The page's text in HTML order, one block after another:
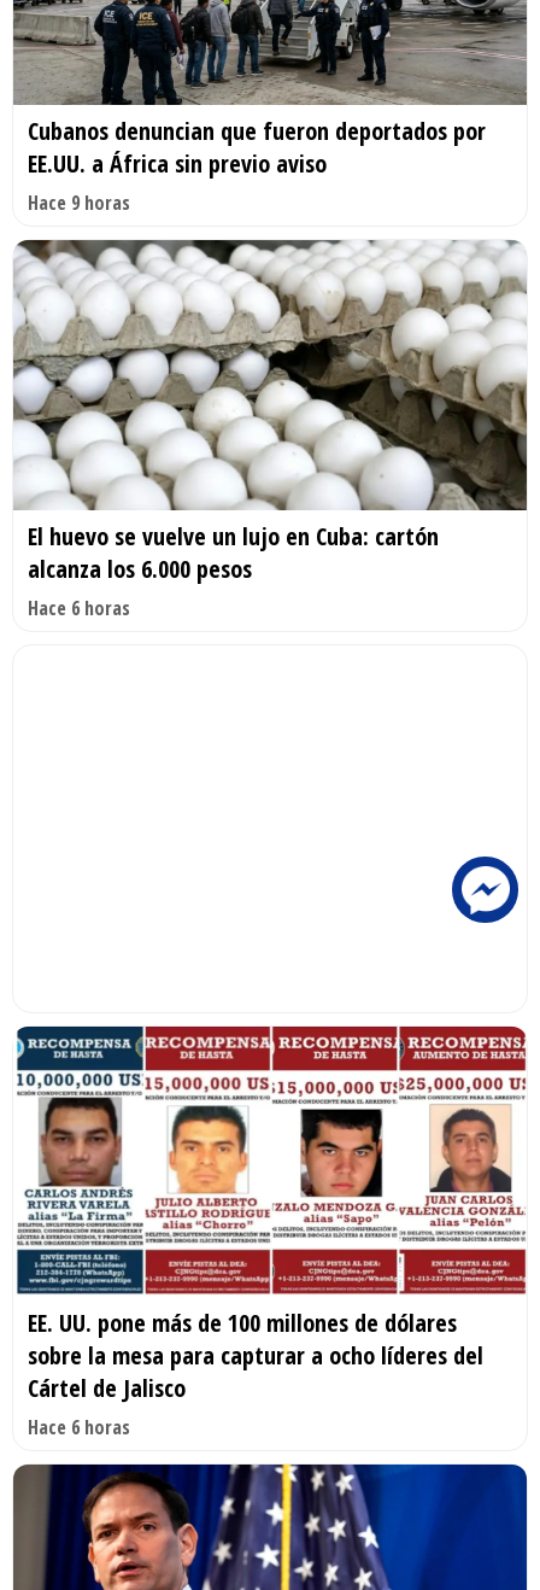
Cubanos denuncian que fueron deportados por
EE.UU. a África sin previo aviso
Hace 9 horas
El huevo se vuelve un lujo en Cuba: cartón
alcanza los 6.000 pesos
Hace 6 horas
EE. UU. pone más de 100 millones de dólares
sobre la mesa para capturar a ocho líderes del
Cártel de Jalisco
Hace 6 horas